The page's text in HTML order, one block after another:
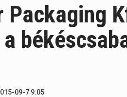
Packaging
09-7 9:05